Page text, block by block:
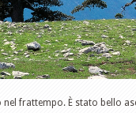
nel frattempo. È stato bello